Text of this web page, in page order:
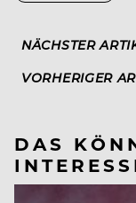
NÄCHSTER
VORHERIGER
DAS